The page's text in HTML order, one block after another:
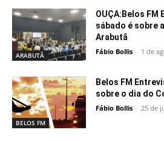
ARABUTÃ
OUÇA:Belos
sábado é sobre
Arabutã
Fábio Bollis - 1 de
BELOS FM
Belos FM
sobre o dia do
Fábio Bollis - 25 de